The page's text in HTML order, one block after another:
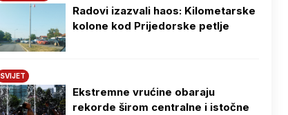
Radovi izazvali haos: Kilometarske
kolone kod Prijedorske petlje
SVIJET
Ekstremne vrućine obaraju
rekorde širom centralne i istočne